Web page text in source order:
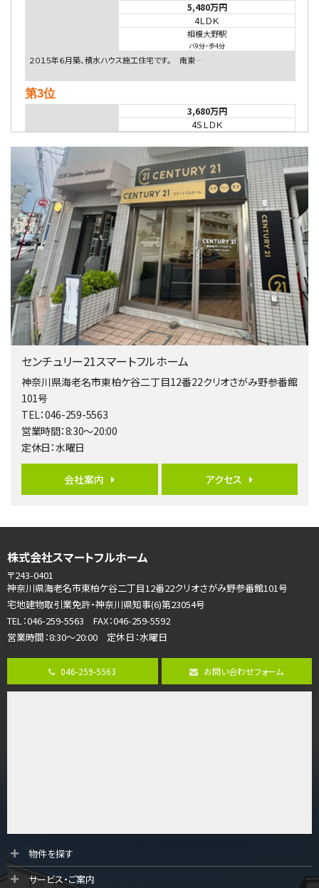
5,480万円
4ＬＤＫ
相模大野駅
バ9分・歩4分
２０１５年６月築、積水ハウス施工住宅です。 南東…
第3位
3,680万円
4ＳＬＤＫ
バ15分・歩1分
リビングダイニング部分の床暖房完備 車並列2台駐…
第4位
4,080万円
4ＬＤＫ
淵野辺駅
歩17分
南側道路に面しており日当たり良好。 キッチンから…
第5位
4,190万円
4ＬＤＫ
桜ヶ丘駅
第6位
バ11分・歩6分
全棟ＬＤＫは16帖の4ＬＤＫ！食器洗い乾燥機や浴…
3,680万円
開放感があり日当たり良好な南西・北西角地区画。 …
第8位
さがみ野駅
歩17分
ご家族が集まるLDKは１７．５帖とゆとりある広さ…
海老名駅
センチュリー21スマートフルホーム
神奈川県海老名市東柏ケ谷二丁目12番22クリオさがみ野参番館
101号
TEL：046-259-5563
営業時間：8:30～20:00
定休日：水曜日
会社案内 アクセス
株式会社スマートフルホーム
〒243-0401
神奈川県海老名市東柏ケ谷二丁目12番22クリオさがみ野参番館101号
宅地建物取引業免許・神奈川県知事(6)第23054号
TEL：046-259-5563 FAX：046-259-5592
営業時間：8:30～20:00 定休日：水曜日
046-259-5563 お問い合わせフォーム
物件を探す
サービス・ご案内